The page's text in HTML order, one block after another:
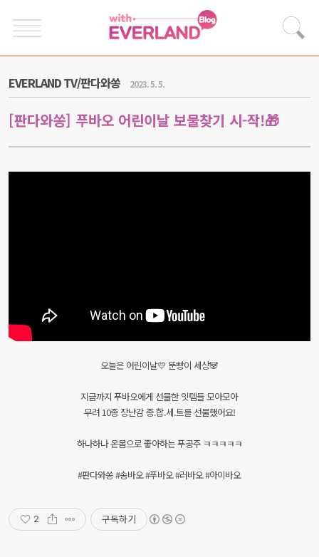
EVERLAND TV/판다와쏭 2023. 5. 5.
[판다와쏭] 푸바오 어린이날 보물찾기 시-작!🎁
오늘은 어린이날💛 뚠빵이 세상🐼
지금까지 푸바오에게 선물한 잇템들 모아모아
무려 10종 장난감 종.합.세.트를 선물했어요!
하나하나 온몸으로 좋아하는 푸공주 ㅋㅋㅋㅋㅋ
#판다와쏭 #송바오 #푸바오 #러바오 #아이바오
2 구독하기